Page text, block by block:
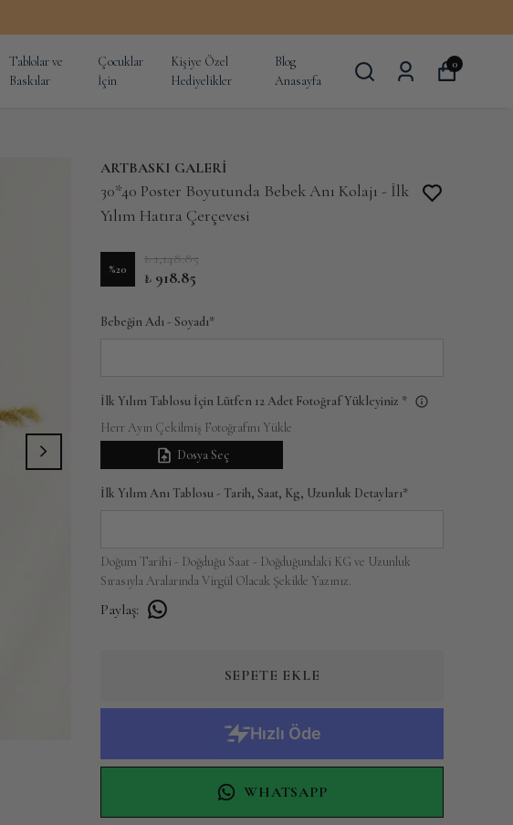
Tablolar ve
Baskılar
Çocuklar
İçin
Kişiye Özel
Hediyelikler
Blog
Anasayfa
0
ARTBASKI GALERİ
30*40 Poster Boyutunda Bebek Anı Kolajı - İlk
Yılım Hatıra Çerçevesi
%20
₺ 1,148.85
₺ 918.85
Bebeğin Adı - Soyadı*
İlk Yılım Tablosu İçin Lütfen 12 Adet Fotoğraf Yükleyiniz *
Herr Ayın Çekilmiş Fotoğrafını Yükle
Dosya Seç
İlk Yılım Anı Tablosu - Tarih, Saat, Kg, Uzunluk Detayları*
Doğum Tarihi - Doğduğu Saat - Doğduğundaki KG ve Uzunluk
Sırasıyla Aralarında Virgül Olacak Şekilde Yazınız.
Paylaş:
SEPETE EKLE
WHATSAPP